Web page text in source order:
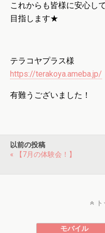
これからも皆様に安心し
目指します★
テラコヤプラス様
https://terakoya.ameba.jp/
有難うございました！
以前の投稿
« 【7月の体験会！】
モバイル